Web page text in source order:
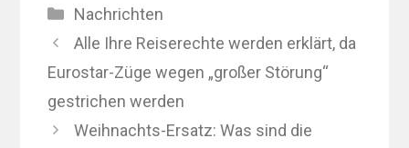
Kategorien
Nachrichten
Alle Ihre Reiserechte werden erklärt, da
Eurostar-Züge wegen „großer Störung“
gestrichen werden
Weihnachts-Ersatz: Was sind die